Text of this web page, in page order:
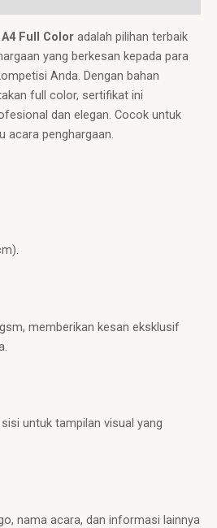
Full Color adalah pilihan terbaik
yang berkesan kepada para
Anda. Dengan bahan
full color, sertifikat ini
dan elegan. Cocok untuk
acara penghargaan.
memberikan kesan eksklusif
untuk tampilan visual yang
nama acara, dan informasi lainnya